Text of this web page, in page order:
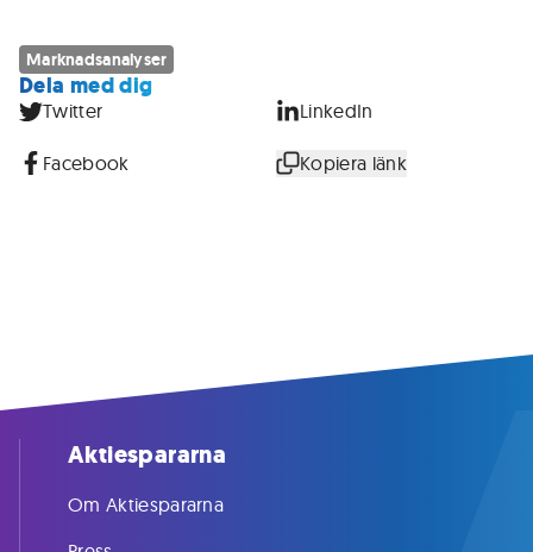
Marknadsanalyser
Dela med dig
Twitter LinkedIn
Facebook Kopiera länk
Aktiespararna
Om Aktiespararna